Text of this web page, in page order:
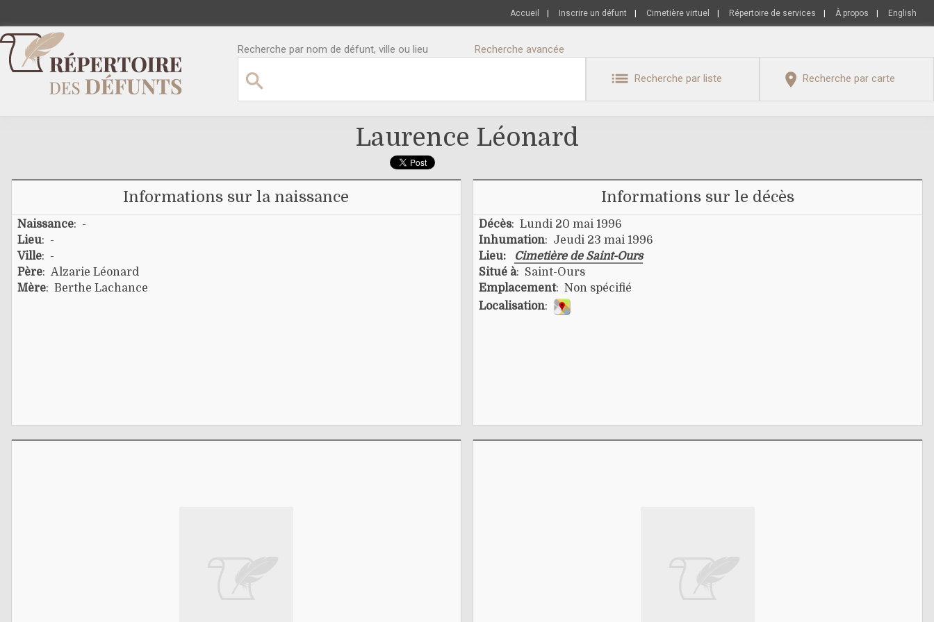
Accueil Inscrire un défunt Cimetière virtuel Répertoire de services À propos English
Recherche par nom de défunt, ville ou lieu Recherche avancée
Recherche par liste Recherche par carte
Laurence Léonard
Informations sur la naissance
Naissance: -
Lieu: -
Ville: -
Père: Alzarie Léonard
Mère: Berthe Lachance
Informations sur le décès
Décès: Lundi 20 mai 1996
Inhumation: Jeudi 23 mai 1996
Lieu:
Cimetière de Saint-Ours
Situé à: Saint-Ours
Emplacement: Non spécifié
Localisation: